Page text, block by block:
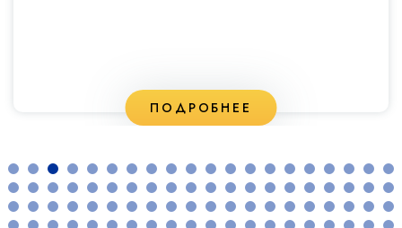
ПОДРОБНЕЕ